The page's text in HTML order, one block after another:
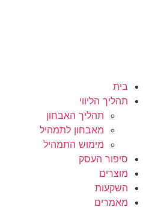
בית
תהליך הליווי
תהליך האבחון
מאבחון לתמהיל
מימוש התמהיל
סיפור העסק
מוצרים
השקעות
מאמרים